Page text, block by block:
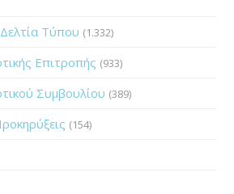
Τύπου (1.332)
Επιτροπής (933)
Συμβουλίου (389)
(154)